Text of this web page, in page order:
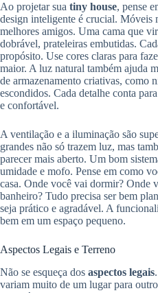
Ao projetar sua tiny house, pense
design inteligente é crucial. Móveis
melhores amigos. Uma cama que
dobrável, prateleiras embutidas.
propósito. Use cores claras para
maior. A luz natural também ajuda
de armazenamento criativas, como
escondidos. Cada detalhe conta
e confortável.
A ventilação e a iluminação são
grandes não só trazem luz, mas
parecer mais aberto. Um bom
umidade e mofo. Pense em como
casa. Onde você vai dormir? Onde
banheiro? Tudo precisa ser bem
seja prático e agradável. A
bem em um espaço pequeno.
Aspectos Legais e Terreno
Não se esqueça dos aspectos legais
variam muito de um lugar para